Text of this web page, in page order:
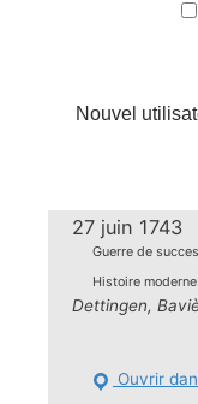
Nouvel
27 juin 1743
Guerre de
Histoire
Dettingen,
Ouvrir